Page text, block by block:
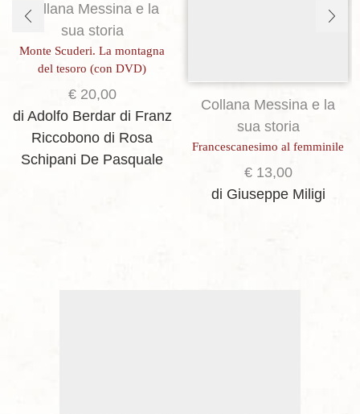
Collana Messina e la
sua storia
Monte Scuderi. La montagna
del tesoro (con DVD)
€20,00
di Adolfo Berdar di Franz
Riccobono di Rosa
Schipani De Pasquale
Collana Messina e la
sua storia
Francescanesimo al femminile
€13,00
di Giuseppe Miligi